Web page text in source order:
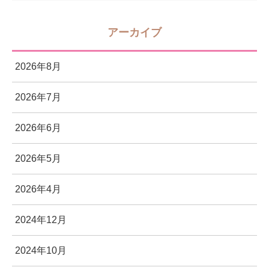
アーカイブ
2026年8月
2026年7月
2026年6月
2026年5月
2026年4月
2024年12月
2024年10月